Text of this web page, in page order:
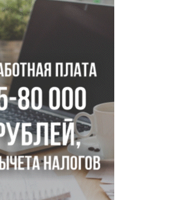
минно-взрывной травмы
шахов» впервые вывезли из музея
Евгения Туркова сыграла мать